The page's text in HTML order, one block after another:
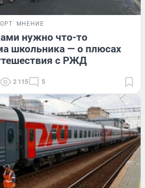
МНЕНИЕ
нужно что-то
школьника — о плюсах
с РЖД
2 115 5